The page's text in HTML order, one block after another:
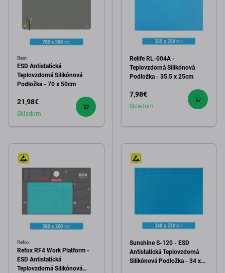
Best
ESD Antistatická
Teplovzdorná Silikónová
Podložka - 70 x 50cm
21,98€
Skladom
Relife RL-004A -
Teplovzdorná Silikónová
Podložka - 35.5 x 25cm
7,98€
Skladom
Refox
Refox RF4 Work Platform -
ESD Antistatická
Teplovzdorná Silikónová
Sunshine S-120 - ESD
Antistatická Teplovzdorná
Silikónová Podložka - 34 x